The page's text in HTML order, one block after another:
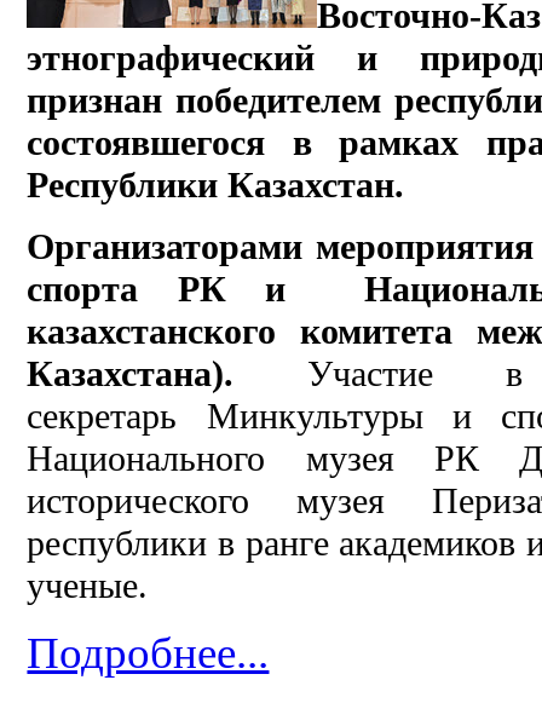
Восточно-
этнографический и
признан победителем
состоявшегося в рамках
Республики Казахстан.
Организаторами
спорта РК и
казахстанского комитета
Казахстана). Участие в
секретарь Минкультуры и
Национального музея РК
исторического музея
республики в ранге
ученые.
Подробнее...